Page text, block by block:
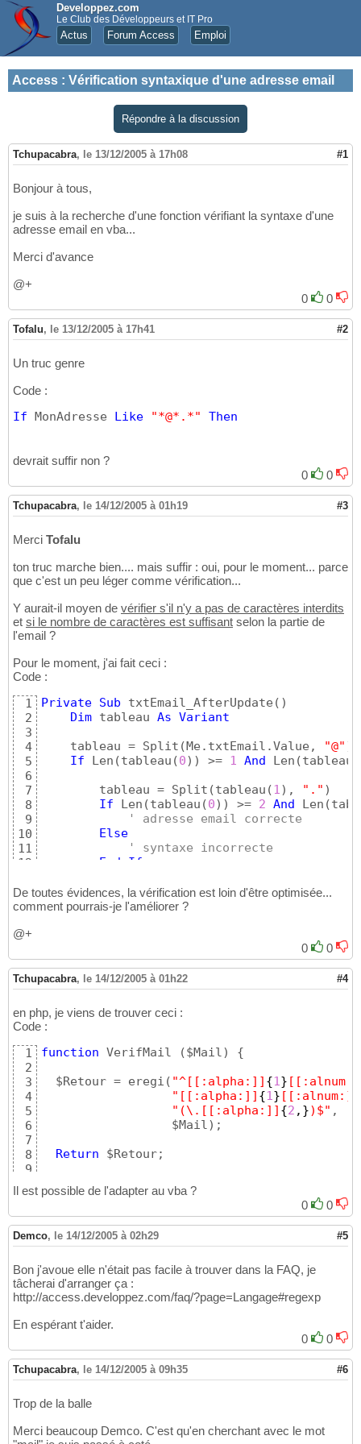
Developpez.com
Le Club des Développeurs et IT Pro
Actus Forum Access Emploi
Access : Vérification syntaxique d'une adresse email
Répondre à la discussion
Tchupacabra, le 13/12/2005 à 17h08 #1
Bonjour à tous,
je suis à la recherche d'une fonction vérifiant la syntaxe d'une
adresse email en vba...
Merci d'avance
@+
0
0
Tofalu, le 13/12/2005 à 17h41 #2
Un truc genre
Code :
If MonAdresse Like "*@*.*" Then
devrait suffir non ?
0
0
Tchupacabra, le 14/12/2005 à 01h19 #3
Merci Tofalu
ton truc marche bien.... mais suffir : oui, pour le moment... parce
que c'est un peu léger comme vérification...
Y aurait-il moyen de vérifier s'il n'y a pas de caractères interdits
et si le nombre de caractères est suffisant selon la partie de
l'email ?
Pour le moment, j'ai fait ceci :
Code :
1
2
3
4
5
6
7
8
9
10
11
12
14
15
17
Private Sub txtEmail_AfterUpdate ( )
Dim tableau As Variant
    tableau = Split
( Me.txtEmail.Value, "@" )
If Len (tableau (0) ) >= 1 And Len (tableau
        tableau = Split
(tableau (1) , "." )
If Len (tableau (0) ) >= 2 And Len (
' adresse email correcte
Else
' syntaxe incorrecte
End
If
' syntaxe incorrecte
End If
De toutes évidences, la vérification est loin d'être optimisée...
comment pourrais-je l'améliorer ?
@+
0
0
Tchupacabra, le 14/12/2005 à 01h22 #4
en php, je viens de trouver ceci :
Code :
1
2
3
4
5
6
7
8
9
10
function VerifMail ($Mail)
{
  $Retour = eregi
( "^[[:alpha:]] {1}
"[[:alpha:]] {1}
"(\.[[:alpha:]] {2 , })$" ,
                  $Mail
) ;
Return $Retour;
Il est possible de l'adapter au vba ?
0
0
Demco, le 14/12/2005 à 02h29 #5
Bon j'avoue elle n'était pas facile à trouver dans la FAQ, je
tâcherai d'arranger ça :
http://access.developpez.com/faq/?page=Langage#regexp
En espérant t'aider.
0
0
Tchupacabra, le 14/12/2005 à 09h35 #6
Trop de la balle
Merci beaucoup Demco. C'est qu'en cherchant avec le mot